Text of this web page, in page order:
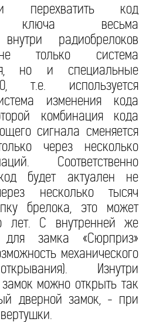
перехватить код
ключа весьма
внутри радиобрелоков
только система
но и специальные
т.е. используется
изменения кода
комбинация кода
сигнала сменяется
через несколько
Соответственно
будет актуален не
несколько тысяч
брелока, это может
лет. С внутренней же
замка «Сюрприз»
механического
Изнутри
можно открыть так
дверной замок, - при